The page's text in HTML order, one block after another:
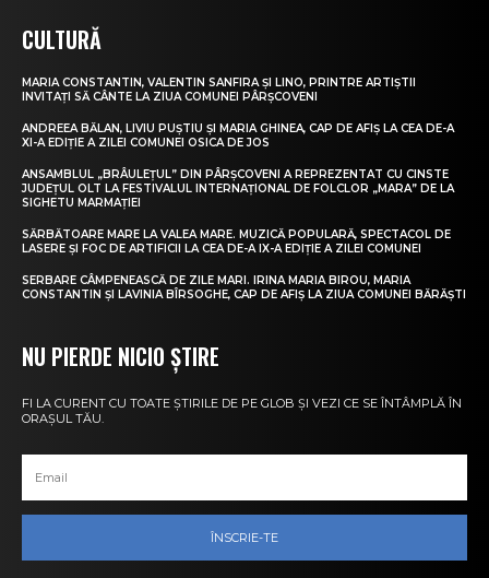
CULTURĂ
MARIA CONSTANTIN, VALENTIN SANFIRA ȘI LINO, PRINTRE ARTIȘTII
INVITAȚI SĂ CÂNTE LA ZIUA COMUNEI PÂRȘCOVENI
ANDREEA BĂLAN, LIVIU PUȘTIU ȘI MARIA GHINEA, CAP DE AFIȘ LA CEA DE-A
XI-A EDIȚIE A ZILEI COMUNEI OSICA DE JOS
ANSAMBLUL „BRÂULEȚUL” DIN PÂRȘCOVENI A REPREZENTAT CU CINSTE
JUDEȚUL OLT LA FESTIVALUL INTERNAȚIONAL DE FOLCLOR „MARA” DE LA
SIGHETU MARMAȚIEI
SĂRBĂTOARE MARE LA VALEA MARE. MUZICĂ POPULARĂ, SPECTACOL DE
LASERE ȘI FOC DE ARTIFICII LA CEA DE-A IX-A EDIȚIE A ZILEI COMUNEI
SERBARE CÂMPENEASCĂ DE ZILE MARI. IRINA MARIA BIROU, MARIA
CONSTANTIN ȘI LAVINIA BÎRSOGHE, CAP DE AFIȘ LA ZIUA COMUNEI BĂRĂȘTI
NU PIERDE NICIO ȘTIRE
FI LA CURENT CU TOATE ȘTIRILE DE PE GLOB ȘI VEZI CE SE ÎNTÂMPLĂ ÎN
ORAȘUL TĂU.
ÎNSCRIE-TE